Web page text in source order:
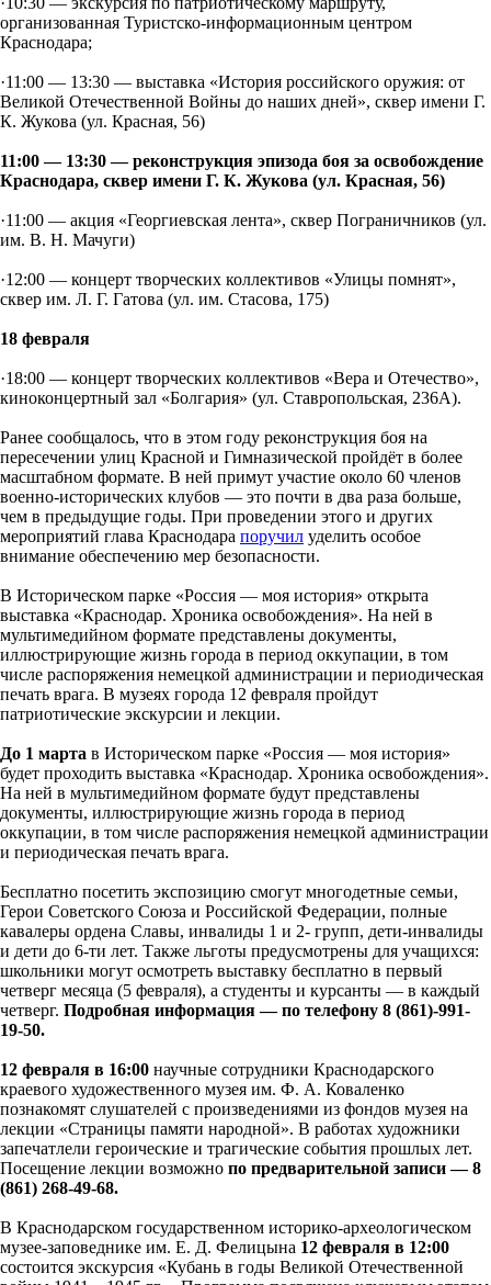
организованная Туристско-информационным центром
Краснодара;
·11:00 — 13:30 — выставка «История российского оружия: от
Великой Отечественной Войны до наших дней», сквер имени Г.
К. Жукова (ул. Красная, 56)
11:00 — 13:30 — реконструкция эпизода боя за освобождение
Краснодара, сквер имени Г. К. Жукова (ул. Красная, 56)
·11:00 — акция «Георгиевская лента», сквер Пограничников (ул.
им. В. Н. Мачуги)
·12:00 — концерт творческих коллективов «Улицы помнят»,
сквер им. Л. Г. Гатова (ул. им. Стасова, 175)
18 февраля
·18:00 — концерт творческих коллективов «Вера и Отечество»,
киноконцертный зал «Болгария» (ул. Ставропольская, 236А).
Ранее сообщалось, что в этом году реконструкция боя на
пересечении улиц Красной и Гимназической пройдёт в более
масштабном формате. В ней примут участие около 60 членов
военно-исторических клубов — это почти в два раза больше,
чем в предыдущие годы. При проведении этого и других
мероприятий глава Краснодара поручил уделить особое
внимание обеспечению мер безопасности.
В Историческом парке «Россия — моя история» открыта
выставка «Краснодар. Хроника освобождения». На ней в
мультимедийном формате представлены документы,
иллюстрирующие жизнь города в период оккупации, в том
числе распоряжения немецкой администрации и периодическая
печать врага. В музеях города 12 февраля пройдут
патриотические экскурсии и лекции.
До 1 марта в Историческом парке «Россия — моя история»
будет проходить выставка «Краснодар. Хроника освобождения».
На ней в мультимедийном формате будут представлены
документы, иллюстрирующие жизнь города в период
оккупации, в том числе распоряжения немецкой администрации
и периодическая печать врага.
Бесплатно посетить экспозицию смогут многодетные семьи,
Герои Советского Союза и Российской Федерации, полные
кавалеры ордена Славы, инвалиды 1 и 2- групп, дети-инвалиды
и дети до 6-ти лет. Также льготы предусмотрены для учащихся:
школьники могут осмотреть выставку бесплатно в первый
четверг месяца (5 февраля), а студенты и курсанты — в каждый
четверг. Подробная информация — по телефону 8 (861)-991-
19-50.
12 февраля в 16:00 научные сотрудники Краснодарского
краевого художественного музея им. Ф. А. Коваленко
познакомят слушателей с произведениями из фондов музея на
лекции «Страницы памяти народной». В работах художники
запечатлели героические и трагические события прошлых лет.
Посещение лекции возможно по предварительной записи — 8
(861) 268-49-68.
В Краснодарском государственном историко-археологическом
музее-заповеднике им. Е. Д. Фелицына 12 февраля в 12:00
состоится экскурсия «Кубань в годы Великой Отечественной